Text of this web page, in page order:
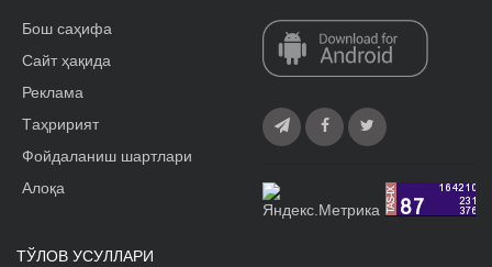
Бош саҳифа
Сайт ҳақида
Реклама
Tаҳририят
Фойдаланиш шартлари
Алоқа
ТЎЛОВ УСУЛЛАРИ